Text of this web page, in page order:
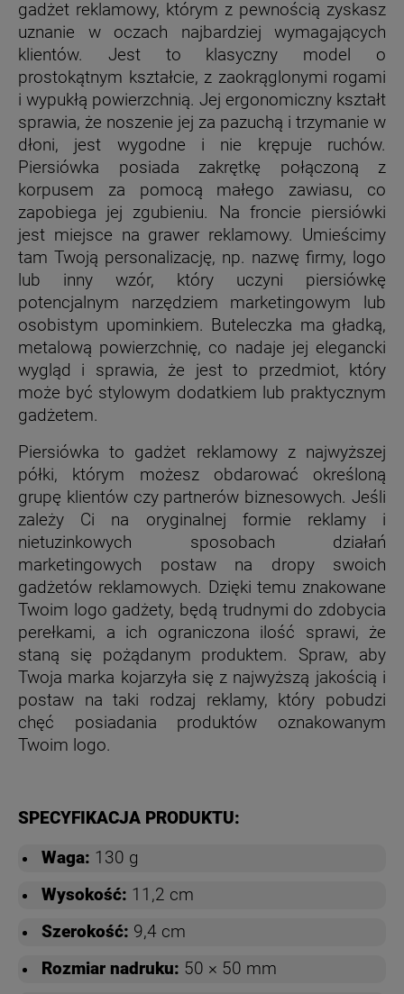
gadżet reklamowy, którym z pewnością zyskasz
uznanie w oczach najbardziej wymagających
klientów. Jest to klasyczny model o
prostokątnym kształcie, z zaokrąglonymi rogami
i wypukłą powierzchnią. Jej ergonomiczny kształt
sprawia, że noszenie jej za pazuchą i trzymanie w
dłoni, jest wygodne i nie krępuje ruchów.
Piersiówka posiada zakrętkę połączoną z
korpusem za pomocą małego zawiasu, co
zapobiega jej zgubieniu. Na froncie piersiówki
jest miejsce na grawer reklamowy. Umieścimy
tam Twoją personalizację, np. nazwę firmy, logo
lub inny wzór, który uczyni piersiówkę
potencjalnym narzędziem marketingowym lub
osobistym upominkiem. Buteleczka ma gładką,
metalową powierzchnię, co nadaje jej elegancki
wygląd i sprawia, że jest to przedmiot, który
może być stylowym dodatkiem lub praktycznym
gadżetem.
Piersiówka to gadżet reklamowy z najwyższej
półki, którym możesz obdarować określoną
grupę klientów czy partnerów biznesowych. Jeśli
zależy Ci na oryginalnej formie reklamy i
nietuzinkowych sposobach działań
marketingowych postaw na dropy swoich
gadżetów reklamowych. Dzięki temu znakowane
Twoim logo gadżety, będą trudnymi do zdobycia
perełkami, a ich ograniczona ilość sprawi, że
staną się pożądanym produktem. Spraw, aby
Twoja marka kojarzyła się z najwyższą jakością i
postaw na taki rodzaj reklamy, który pobudzi
chęć posiadania produktów oznakowanym
Twoim logo.
SPECYFIKACJA PRODUKTU:
Waga: 130 g
Wysokość: 11,2 cm
Szerokość: 9,4 cm
Rozmiar nadruku: 50 × 50 mm